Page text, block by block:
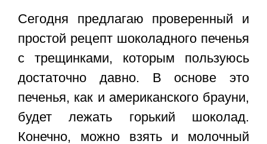
Сегодня предлагаю проверенный и
простой рецепт шоколадного печенья
с трещинками, которым пользуюсь
достаточно давно. В основе это
печенья, как и американского брауни,
будет лежать горький шоколад.
Конечно, можно взять и молочный